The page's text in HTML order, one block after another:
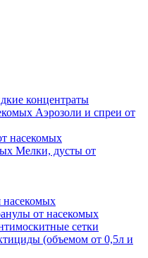
концентраты
Аэрозоли и спреи от
насекомых
Мелки, дусты от
насекомых
от насекомых
сетки